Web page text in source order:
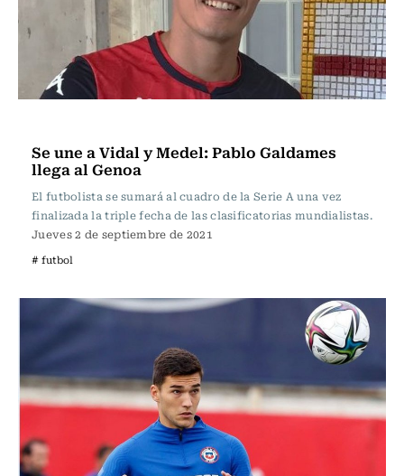
Se une a Vidal y Medel: Pablo Galdames
llega al Genoa
El futbolista se sumará al cuadro de la Serie A una vez
finalizada la triple fecha de las clasificatorias mundialistas.
Jueves 2 de septiembre de 2021
# futbol